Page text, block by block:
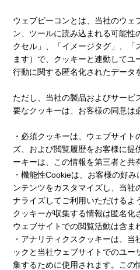
ウェブビーコンとは、当社のウェ
ン、ツールに読み込まれる可能性
クセル」、「イメージタグ」、「
ます）で、クッキーと連動して
行動に関する匿名化されたデータ
ただし、当社の製品およびサービ
要なクッキーは、お客様の同意は
・必須クッキーは、ウェブサイト
ズ、および閲覧履歴をお客様に提
ーキーは、この情報を第三者と共
・機能性Cookieは、お客様の好
ンテンツをカスタマイズし、当社
ナライズしてご利用いただけるよ
クッキーが収集する情報は匿名化
ウェブサイトでの閲覧活動は含ま
・アナリティクスクッキーは、当
ックと当社ウェブサイトでのユー
集するために使用されます。この